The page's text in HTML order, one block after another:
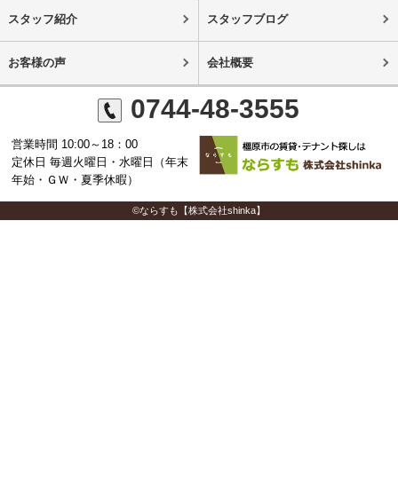
スタッフ紹介 スタッフブログ
お客様の声 会社概要
0744-48-3555
営業時間 10:00～18：00
定休日 毎週火曜日・水曜日（年末
年始・ＧＷ・夏季休暇）
©ならすも【株式会社shinka】